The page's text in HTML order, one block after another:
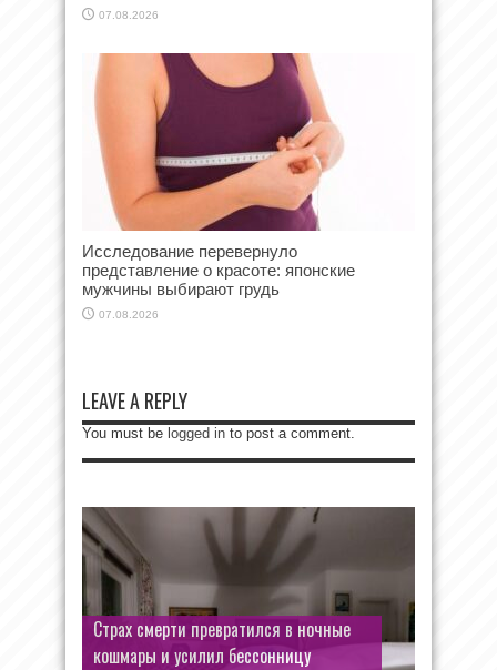
07.08.2026
Исследование перевернуло
представление о красоте: японские
мужчины выбирают грудь
07.08.2026
LEAVE A REPLY
You must be logged in to post a comment.
Страх смерти превратился в ночные
кошмары и усилил бессонницу
Открыл дверь — оказался в море: как
культовая сцена едва не закончилась
трагедией